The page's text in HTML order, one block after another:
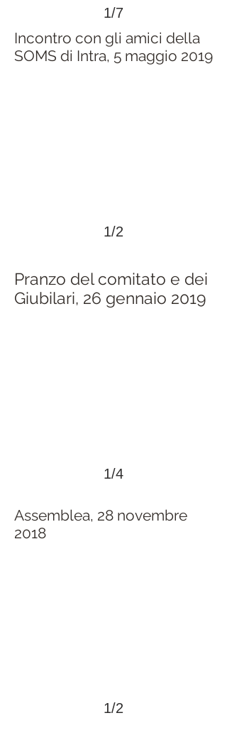
1/7
Incontro con gli amici della
SOMS di Intra, 5 maggio 2019
>
1/2
Pranzo del comitato e dei
Giubilari, 26 gennaio 2019
>
1/4
Assemblea, 28 novembre
2018
>
1/2